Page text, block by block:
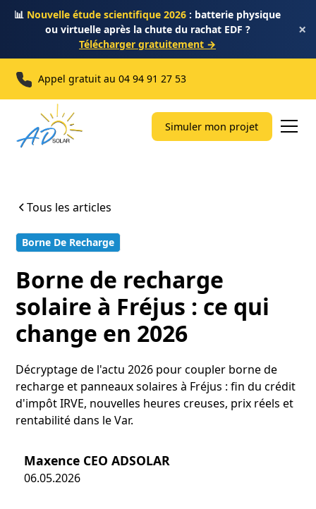
📊 Nouvelle étude scientifique 2026 : batterie physique
ou virtuelle après la chute du rachat EDF ?
Télécharger gratuitement →
×
Appel gratuit au04 94 91 27 53
Simuler mon projet
Tous les articles
Borne De Recharge
Borne de recharge
solaire à Fréjus : ce qui
change en 2026
Décryptage de l'actu 2026 pour coupler borne de
recharge et panneaux solaires à Fréjus : fin du crédit
d'impôt IRVE, nouvelles heures creuses, prix réels et
rentabilité dans le Var.
Maxence CEO ADSOLAR
06.05.2026